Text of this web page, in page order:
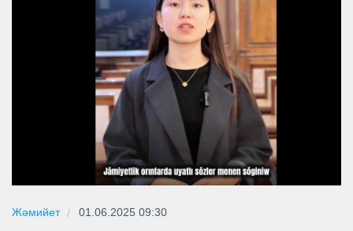
Жәмийет 01.06.2025 09:30